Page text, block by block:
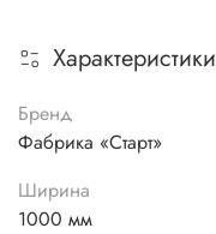
Характеристики
Бренд
Фабрика «Старт»
Ширина
1000 мм